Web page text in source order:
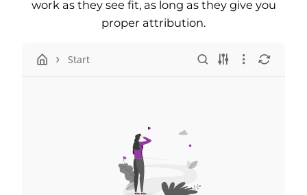
work as they see fit, as long as they give you
proper attribution.
Start